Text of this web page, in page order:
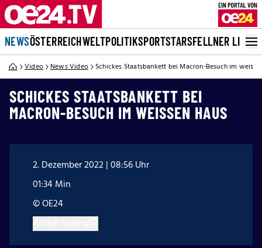
NEWSÖSTERREICHWELTPOLITIKSPORTSTARSFELLNER LIVE
Video News Video Schickes Staatsbankett bei Macron-Besuch im
SCHICKES STAATSBANKETT BEI
MACRON-BESUCH IM WEISSEN HAUS
2. Dezember 2022 | 08:56 Uhr
01:34 Min
© OE24